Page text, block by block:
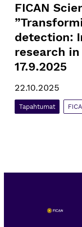
FICAN
detection:
research in
17.9.2025
22.10.2025
Tapahtumat